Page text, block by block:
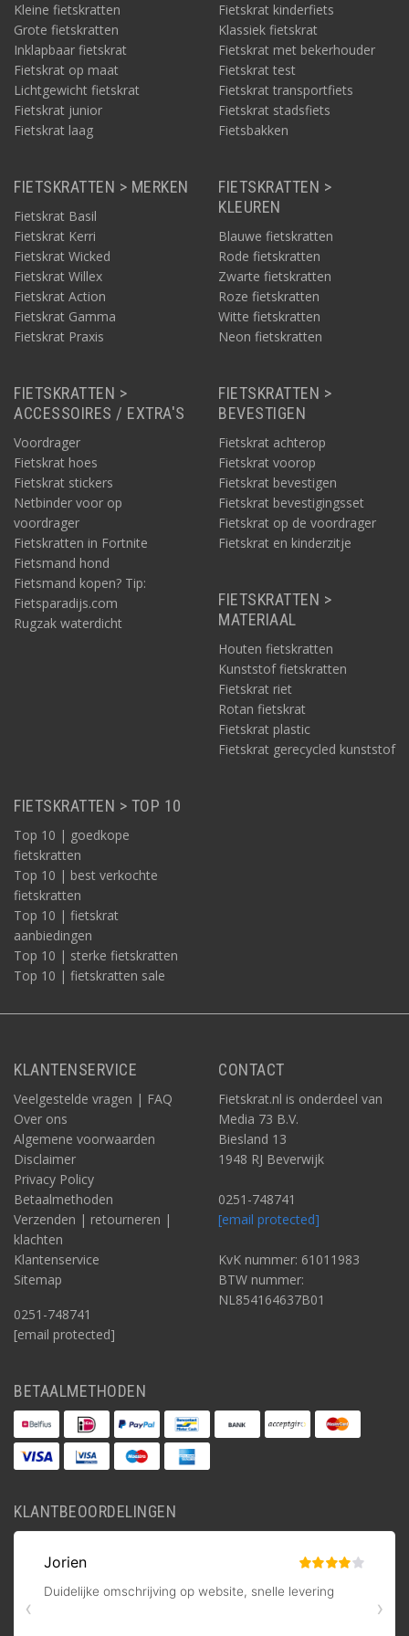
Kleine fietskratten
Grote fietskratten
Inklapbaar fietskrat
Fietskrat op maat
Lichtgewicht fietskrat
Fietskrat junior
Fietskrat laag
Fietskrat kinderfiets
Klassiek fietskrat
Fietskrat met bekerhouder
Fietskrat test
Fietskrat transportfiets
Fietskrat stadsfiets
Fietsbakken
FIETSKRATTEN > MERKEN
Fietskrat Basil
Fietskrat Kerri
Fietskrat Wicked
Fietskrat Willex
Fietskrat Action
Fietskrat Gamma
Fietskrat Praxis
FIETSKRATTEN >
KLEUREN
Blauwe fietskratten
Rode fietskratten
Zwarte fietskratten
Roze fietskratten
Witte fietskratten
Neon fietskratten
FIETSKRATTEN >
ACCESSOIRES / EXTRA'S
Voordrager
Fietskrat hoes
Fietskrat stickers
Netbinder voor op
voordrager
Fietskratten in Fortnite
Fietsmand hond
Fietsmand kopen? Tip:
Fietsparadijs.com
Rugzak waterdicht
FIETSKRATTEN >
BEVESTIGEN
Fietskrat achterop
Fietskrat voorop
Fietskrat bevestigen
Fietskrat bevestigingsset
Fietskrat op de voordrager
Fietskrat en kinderzitje
FIETSKRATTEN >
MATERIAAL
Houten fietskratten
Kunststof fietskratten
Fietskrat riet
Rotan fietskrat
Fietskrat plastic
Fietskrat gerecycled kunststof
FIETSKRATTEN > TOP 10
Top 10 | goedkope
fietskratten
Top 10 | best verkochte
fietskratten
Top 10 | fietskrat
aanbiedingen
Top 10 | sterke fietskratten
Top 10 | fietskratten sale
KLANTENSERVICE
Veelgestelde vragen | FAQ
Over ons
Algemene voorwaarden
Disclaimer
Privacy Policy
Betaalmethoden
Verzenden | retourneren |
klachten
Klantenservice
Sitemap
0251-748741
[email protected]
CONTACT
Fietskrat.nl is onderdeel van
Media 73 B.V.
Biesland 13
1948 RJ Beverwijk
0251-748741
[email protected]
KvK nummer: 61011983
BTW nummer:
NL854164637B01
BETAALMETHODEN
KLANTBEOORDELINGEN